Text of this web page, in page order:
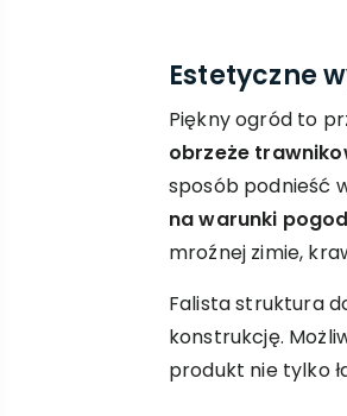
Estetyczne
Piękny ogród to
obrzeże
sposób podnieść
na warunki
mroźnej zimie,
Falista struktura
konstrukcję.
produkt nie tylko